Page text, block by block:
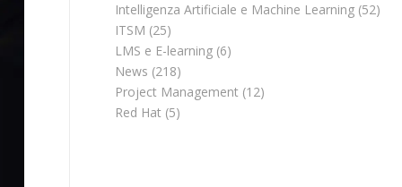
Intelligenza Artificiale e Machine Learning (52)
ITSM (25)
LMS e E-learning (6)
News (218)
Project Management (12)
Red Hat (5)